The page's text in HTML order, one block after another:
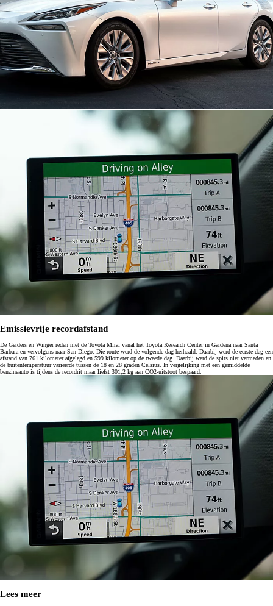
Emissievrije recordafstand
De Gerders en Winger reden met de Toyota Mirai vanaf het Toyota Research Center in Gardena naar Santa
Barbara en vervolgens naar San Diego. Die route werd de volgende dag herhaald. Daarbij werd de eerste dag een
afstand van 761 kilometer afgelegd en 599 kilometer op de tweede dag. Daarbij werd de spits niet vermeden en
de buitentemperatuur varieerde tussen de 18 en 28 graden Celsius. In vergelijking met een gemiddelde
benzineauto is tijdens de recordrit maar liefst 301,2 kg aan CO2-uitstoot bespaard.
Lees meer